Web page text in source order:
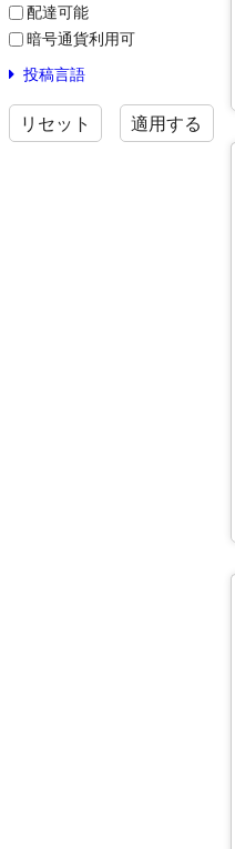
配達可能
暗号通貨利用可
投稿言語
リセット 適用する